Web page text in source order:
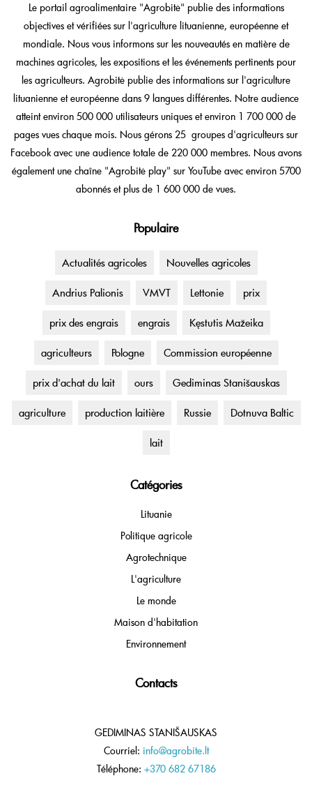
Le portail agroalimentaire "Agrobitė" publie des informations
objectives et vérifiées sur l'agriculture lituanienne, européenne et
mondiale. Nous vous informons sur les nouveautés en matière de
machines agricoles, les expositions et les événements pertinents pour
les agriculteurs. Agrobitė publie des informations sur l'agriculture
lituanienne et européenne dans 9 langues différentes. Notre audience
atteint environ 500 000 utilisateurs uniques et environ 1 700 000 de
pages vues chaque mois. Nous gérons 25 groupes d'agriculteurs sur
Facebook avec une audience totale de 220 000 membres. Nous avons
également une chaîne "Agrobitė play" sur YouTube avec environ 5700
abonnés et plus de 1 600 000 de vues.
Populaire
Actualités agricoles Nouvelles agricoles
Andrius Palionis VMVT Lettonie prix
prix des engrais engrais Kęstutis Mažeika
agriculteurs Pologne Commission européenne
prix d'achat du lait ours Gediminas Stanišauskas
agriculture production laitière Russie Dotnuva Baltic
lait
Catégories
Lituanie
Politique agricole
Agrotechnique
L'agriculture
Le monde
Maison d'habitation
Environnement
Contacts
GEDIMINAS STANIŠAUSKAS
Courriel: info@agrobite.lt
Téléphone: +370 682 67186